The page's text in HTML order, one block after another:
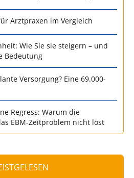
Arztpraxen im Vergleich
Wie Sie sie steigern – und
Bedeutung
Versorgung? Eine 69.000-
Regress: Warum die
EBM-Zeitproblem nicht löst